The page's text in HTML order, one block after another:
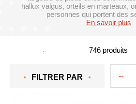
hallux valgus, orteils en marteaux,
personnes qui portent des
En savoir plus
746 produits
FILTRER PAR